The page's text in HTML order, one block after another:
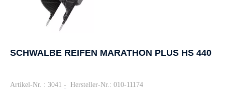
SCHWALBE REIFEN MARATHON PLUS HS 440
Artikel-Nr. : 3041 - Hersteller-Nr.: 010-11174